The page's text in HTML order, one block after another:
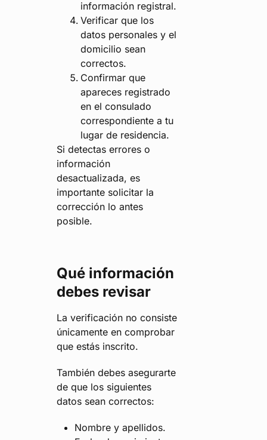
información registral.
Verificar que los
datos personales y el
domicilio sean
correctos.
Confirmar que
apareces registrado
en el consulado
correspondiente a tu
lugar de residencia.
Si detectas errores o
información
desactualizada, es
importante solicitar la
corrección lo antes
posible.
Qué información
debes revisar
La verificación no consiste
únicamente en comprobar
que estás inscrito.
También debes asegurarte
de que los siguientes
datos sean correctos:
Nombre y apellidos.